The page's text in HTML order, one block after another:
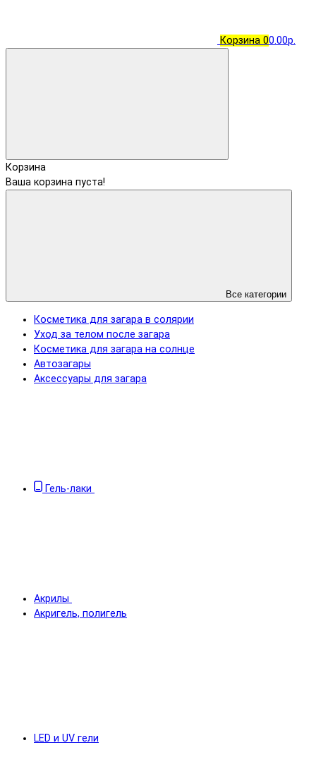
Корзина 00.00р.
Корзина
Ваша корзина пуста!
Все категории
Косметика для загара в солярии
Уход за телом после загара
Косметика для загара на солнце
Автозагары
Аксессуары для загара
Гель-лаки
Акрилы
Акригель, полигель
LED и UV гели